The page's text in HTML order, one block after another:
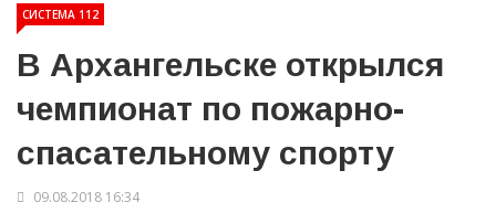
СИСТЕМА 112
В Архангельске открылся
чемпионат по пожарно-
спасательному спорту
09.08.2018 16:34